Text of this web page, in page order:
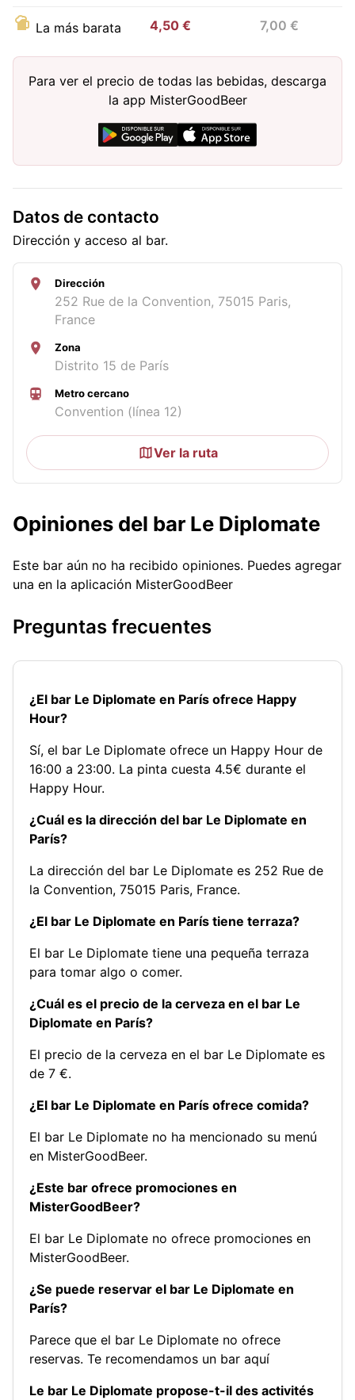
La más barata 4,50 € 7,00 €
Para ver el precio de todas las bebidas, descarga
la app MisterGoodBeer
Datos de contacto
Dirección y acceso al bar.
Dirección
252 Rue de la Convention, 75015 Paris,
France
Zona
Distrito 15 de París
Metro cercano
Convention (línea 12)
Ver la ruta
Opiniones del bar Le Diplomate
Este bar aún no ha recibido opiniones. Puedes agregar
una en la aplicación MisterGoodBeer
Preguntas frecuentes
¿El bar Le Diplomate en París ofrece Happy
Hour?
Sí, el bar Le Diplomate ofrece un Happy Hour de
16:00 a 23:00. La pinta cuesta 4.5€ durante el
Happy Hour.
¿Cuál es la dirección del bar Le Diplomate en
París?
La dirección del bar Le Diplomate es 252 Rue de
la Convention, 75015 Paris, France.
¿El bar Le Diplomate en París tiene terraza?
El bar Le Diplomate tiene una pequeña terraza
para tomar algo o comer.
¿Cuál es el precio de la cerveza en el bar Le
Diplomate en París?
El precio de la cerveza en el bar Le Diplomate es
de 7 €.
¿El bar Le Diplomate en París ofrece comida?
El bar Le Diplomate no ha mencionado su menú
en MisterGoodBeer.
¿Este bar ofrece promociones en
MisterGoodBeer?
El bar Le Diplomate no ofrece promociones en
MisterGoodBeer.
¿Se puede reservar el bar Le Diplomate en
París?
Parece que el bar Le Diplomate no ofrece
reservas. Te recomendamos un bar aquí
Le bar Le Diplomate propose-t-il des activités